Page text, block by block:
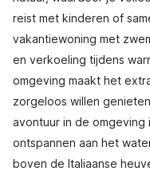
reist met kinderen of
vakantiewoning met
en verkoeling tijdens
omgeving maakt het
zorgeloos willen
avontuur in de omgeving
ontspannen aan het
boven de Italiaanse